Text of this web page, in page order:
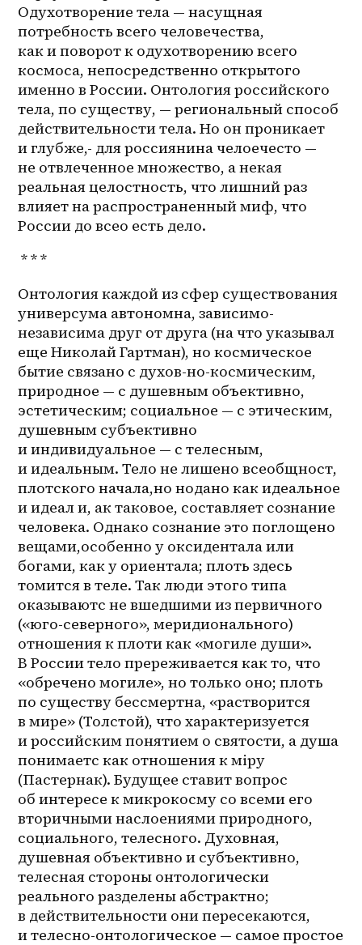
Одухотворение тела — насущная
потребность всего человечества,
как и поворот к одухотворению всего
космоса, непосредственно открытого
именно в России. Онтология российского
тела, по существу, — региональный способ
действительности тела. Но он проникает
и глубже,- для россиянина челоечесто —
не отвлеченное множество, а некая
реальная целостность, что лишний раз
влияет на распространенный миф, что
России до всео есть дело.
* * *
Онтология каждой из сфер существования
универсума автономна, зависимо-
независима друг от друга (на что указывал
еще Николай Гартман), но космическое
бытие связано с духов-но-космическим,
природное — с душевным объективно,
эстетическим; социальное — с этическим,
душевным субъективно
и индивидуальное — с телесным,
и идеальным. Тело не лишено всеобщност,
плотского начала,но нодано как идеальное
и идеал и, ак таковое, составляет сознание
человека. Однако сознание это поглощено
вещами,особенно у оксидентала или
богами, как у ориентала; плоть здесь
томится в теле. Так люди этого типа
оказываютс не вшедшими из первичного
(«юго-северного», меридионального)
отношения к плоти как «могиле души».
В России тело пререживается как то, что
«обречено могиле», но только оно; плоть
по существу бессмертна, «растворится
в мире» (Толстой), что характеризуется
и российским понятием о святости, а душа
понимаетс как отношения к мiру
(Пастернак). Будущее ставит вопрос
об интересе к микрокосму со всеми его
вторичными наслоениями природного,
социального, телесного. Духовная,
душевная объективно и субъективно,
телесная стороны онтологически
реального разделены абстрактно;
в действительности они пересекаются,
и телесно-онтологическое — самое простое